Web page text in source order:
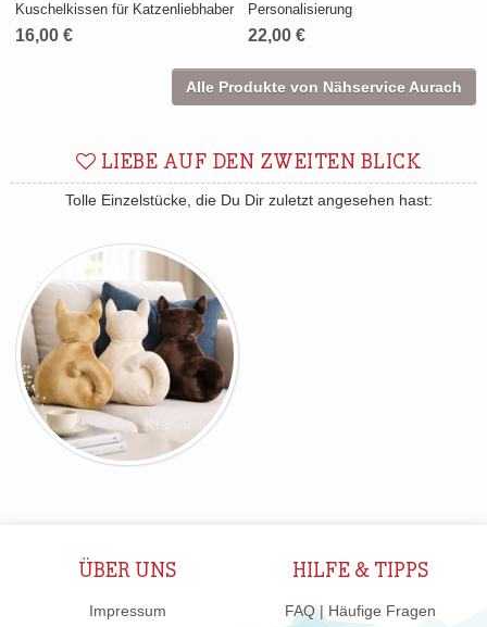
Kuschelkissen für Katzenliebhaber
16,00 €
Personalisierung
22,00 €
Alle Produkte von Nähservice Aurach
LIEBE AUF DEN ZWEITEN BLICK
Tolle Einzelstücke, die Du Dir zuletzt angesehen hast:
ÜBER UNS
Impressum
HILFE & TIPPS
FAQ | Häufige Fragen